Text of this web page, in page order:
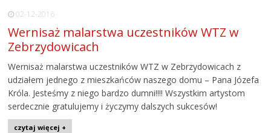
02-12-2016
Wernisaż malarstwa uczestników WTZ w
Zebrzydowicach
Wernisaż malarstwa uczestników WTZ w Zebrzydowicach z
udziałem jednego z mieszkańców naszego domu – Pana Józefa
Króla. Jesteśmy z niego bardzo dumni!!!! Wszystkim artystom
serdecznie gratulujemy i życzymy dalszych sukcesów!
czytaj więcej +